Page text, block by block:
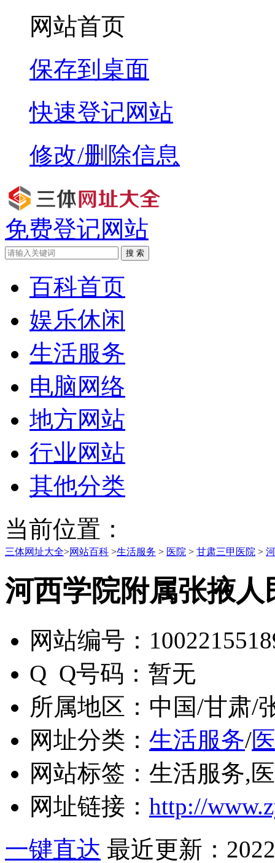
网站首页
保存到桌面
快速登记网站
修改/删除信息
免费登记网站
搜 索
百科首页
娱乐休闲
生活服务
电脑网络
地方网站
行业网站
其他分类
当前位置：
三体网址大全>网站百科 >生活服务 > 医院 > 甘肃三甲医院 >
河西学院附属张掖人
网站编号：
Q Q号码： 暂无
所属地区： 中国/甘肃/
网址分类： 生活服务/
网站标签： 生活服务,
网址链接： http://
一键直达 最近更新：